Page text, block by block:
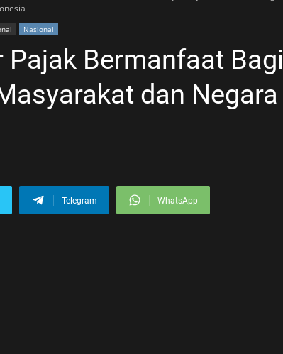
Nasional
Pajak Bermanfaat Bagi
dan Negara
Telegram WhatsApp